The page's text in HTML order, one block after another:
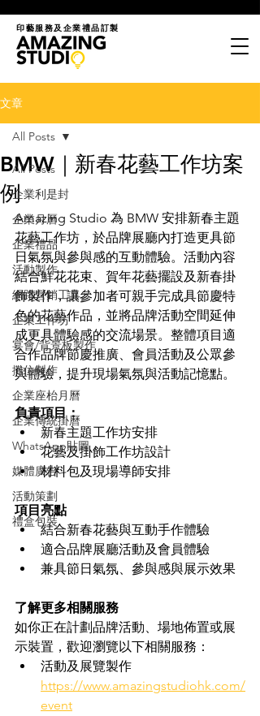
印藝服務及企業禮品訂製
文章
All Posts
企業利是封
企業月曆
企業禮品
活動製作
網路營銷工具
企業工作坊
宴會/背景板製作
攤位製作
企業座枱月曆
企業傳統掛曆
WhatsApp貼圖
媒體廣告
活動策劃
禮盒包裝
All Posts
BMW｜新春花藝工作坊案
例
Amazing Studio 為 BMW 安排新春主題
花藝工作坊，於品牌展廳內打造更具節
日氣氛與參與感的互動體驗。活動內容
結合鮮花花束、賀年花藝擺設及新春掛
飾製作，讓參加者可親手完成具節慶特
色的花藝作品，並將品牌活動空間延伸
成更具體驗感的交流場景。整體項目適
合作品牌節慶推廣、會員活動及公眾參
與體驗，提升現場氣氛與活動記憶點。
負責項目：
新春主題工作坊安排
花藝及掛飾工作坊設計
材料包及現場導師安排
項目亮點
結合新春花藝與互動手作體驗
適合品牌展廳活動及會員體驗
兼具節日氣氛、參與感與展示效果
了解更多相關服務
如你正在計劃品牌活動、場地佈置或展
示裝置，歡迎瀏覽以下相關服務：
活動及展覽製作
https://www.amazingstudiohk.com/
event